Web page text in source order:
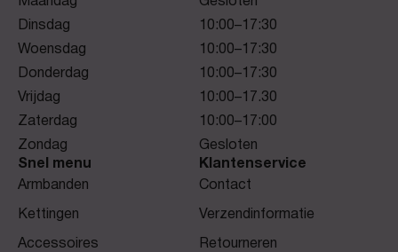
Dinsdag
10:00–17:30
Woensdag
10:00–17:30
Donderdag
10:00–17:30
Vrijdag
10:00–17.30
Zaterdag
10:00–17:00
Zondag
Gesloten
Snel menu
Armbanden
Kettingen
Accessoires
Klantenservice
Contact
Verzendinformatie
Retourneren